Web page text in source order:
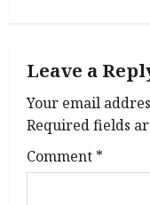
v
i
g
a
Leave a
Your email
Required fields
Comment *